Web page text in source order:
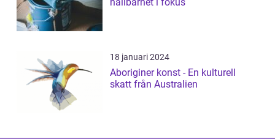
18 januari 2024
Aboriginer konst - En kulturell
skatt från Australien